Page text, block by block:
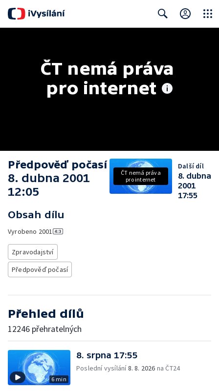
ČT nemá práva
pro internet
Předpověď počasí
8. dubna 2001
12:05
Obsah dílu
Vyrobeno 2001
Zpravodajství
Předpověď počasí
ČT nemá práva
pro internet
Další díl
8. dubna
2001
17:55
Přehled dílů
12246 přehratelných
6 min
8. srpna 17:55
Poslední vysílání8. 8. 2026 na ČT24